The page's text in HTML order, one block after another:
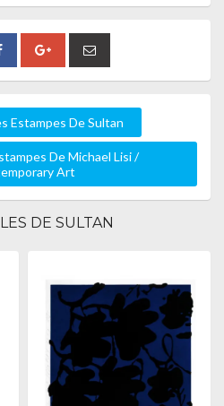
Estampes De Sultan
De Michael Lisi /
Art
DE SULTAN